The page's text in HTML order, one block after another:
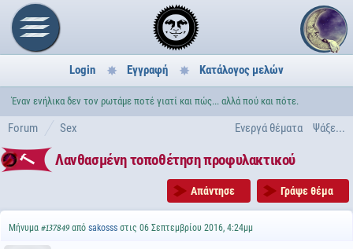
Login Εγγραφή Κατάλογος μελών
Έναν ενήλικα δεν τον ρωτάμε ποτέ γιατί και πώς... αλλά πού και πότε.
Ενεργά θέματα Ψάξε...
Forum Sex
Λανθασμένη τοποθέτηση προφυλακτικού
Απάντησε Γράψε θέμα
Μήνυμα #137849από sakosss στις 06 Σεπτεμβρίου 2016, 4:24μμ